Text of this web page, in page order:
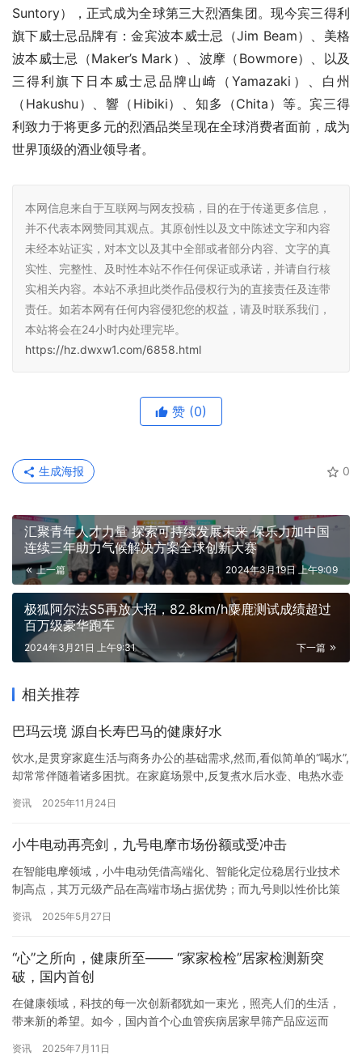
Suntory），正式成为全球第三大烈酒集团。现今宾三得利
旗下威士忌品牌有：金宾波本威士忌（Jim Beam）、美格
波本威士忌（Maker’s Mark）、波摩（Bowmore）、以及
三得利旗下日本威士忌品牌山崎（Yamazaki）、白州
（Hakushu）、響（Hibiki）、知多（Chita）等。宾三得
利致力于将更多元的烈酒品类呈现在全球消费者面前，成为
世界顶级的酒业领导者。
本网信息来自于互联网与网友投稿，目的在于传递更多信息，
并不代表本网赞同其观点。其原创性以及文中陈述文字和内容
未经本站证实，对本文以及其中全部或者部分内容、文字的真
实性、完整性、及时性本站不作任何保证或承诺，并请自行核
实相关内容。本站不承担此类作品侵权行为的直接责任及连带
责任。如若本网有任何内容侵犯您的权益，请及时联系我们，
本站将会在24小时内处理完毕。
https://hz.dwxw1.com/6858.html
赞 (0)
0
生成海报
汇聚青年人才力量 探索可持续发展未来 保乐力加中国
连续三年助力气候解决方案全球创新大赛
上一篇 2024年3月19日 上午9:09
极狐阿尔法S5再放大招，82.8km/h麋鹿测试成绩超过
百万级豪华跑车
下一篇
2024年3月21日 上午9:31
相关推荐
巴玛云境 源自长寿巴马的健康好水
饮水,是贯穿家庭生活与商务办公的基础需求,然而,看似简单的“喝水”,
却常常伴随着诸多困扰。在家庭场景中,反复煮水后水壶、电热水壶
一定能彻底擦净;若选择传统桶装水,不仅要提前支付一笔押金,后续空
水、纯净水等多种选择,也因缺乏明确的品质依据…
资讯 2025年11月24日
小牛电动再亮剑，九号电摩市场份额或受冲击
在智能电摩领域，小牛电动凭借高端化、智能化定位稳居行业技术
制高点，其万元级产品在高端市场占据优势；而九号则以性价比策
2025年全明星矩阵发布，这一平衡被打破——“高端玩家”小牛电动
来者，一直以“基础性能+价格敏感”策略抢占下沉市场。但这一策略
的…
资讯 2025年5月27日
“心”之所向，健康所至—— “家家检检”居家检测新突
破，国内首创
在健康领域，科技的每一次创新都犹如一束光，照亮人们的生活，
带来新的希望。如今，国内首个心血管疾病居家早筛产品应运而
凭借其便捷性和准确性，为心血管疾病的早期发现与预防注入了强
资讯 2025年7月11日